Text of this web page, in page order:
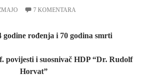
7 KOMENTARA
godine rođenja i 70 godina smrti
povijesti i suosnivač HDP “Dr. Rudolf
Horvat”